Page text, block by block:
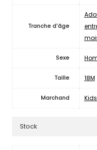
Tranche d'âge
Sexe
Taille 18M
Marchand
Stock